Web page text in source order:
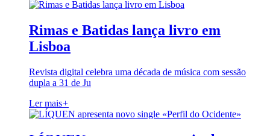
Rimas e Batidas lança livro em
Lisboa
Revista digital celebra uma década de música com sessão
dupla a 31 de Ju
Ler mais+